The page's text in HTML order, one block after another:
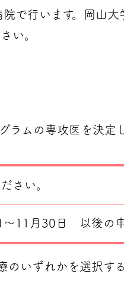
で行います。岡山
い。
ムの専攻医を決定し
さい。
11月30日 以後の申
いずれかを選択する